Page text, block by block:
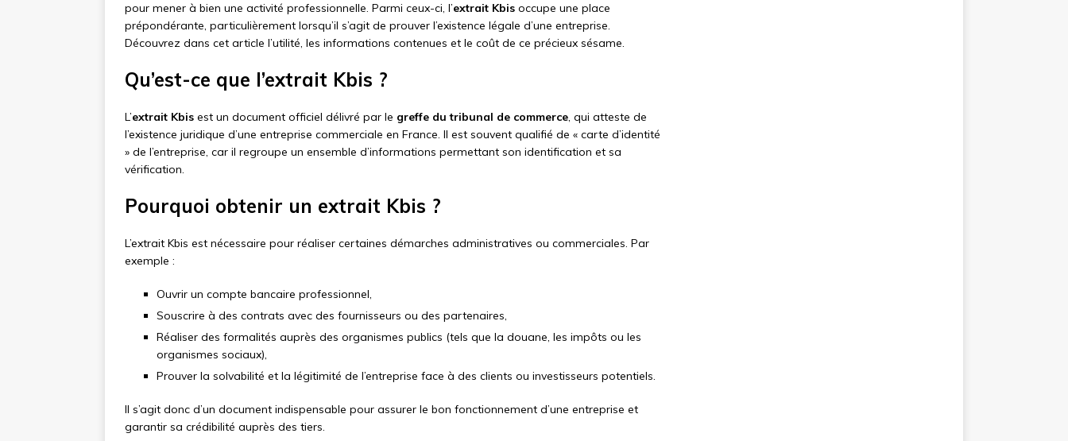
pour mener à bien une activité professionnelle. Parmi ceux-ci, l’extrait Kbis occupe une place
prépondérante, particulièrement lorsqu’il s’agit de prouver l’existence légale d’une entreprise.
Découvrez dans cet article l’utilité, les informations contenues et le coût de ce précieux sésame.
Qu’est-ce que l’extrait Kbis ?
L’extrait Kbis est un document officiel délivré par le greffe du tribunal de commerce, qui atteste de
l’existence juridique d’une entreprise commerciale en France. Il est souvent qualifié de « carte d’identité
» de l’entreprise, car il regroupe un ensemble d’informations permettant son identification et sa
vérification.
Pourquoi obtenir un extrait Kbis ?
L’extrait Kbis est nécessaire pour réaliser certaines démarches administratives ou commerciales. Par
exemple :
Ouvrir un compte bancaire professionnel,
Souscrire à des contrats avec des fournisseurs ou des partenaires,
Réaliser des formalités auprès des organismes publics (tels que la douane, les impôts ou les
organismes sociaux),
Prouver la solvabilité et la légitimité de l’entreprise face à des clients ou investisseurs potentiels.
Il s’agit donc d’un document indispensable pour assurer le bon fonctionnement d’une entreprise et
garantir sa crédibilité auprès des tiers.